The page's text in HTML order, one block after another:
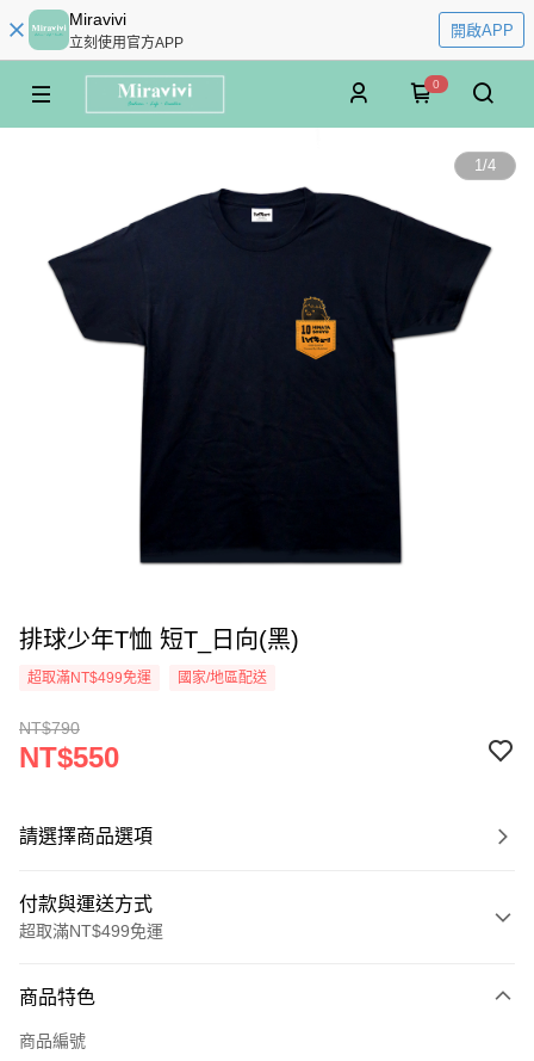
Miravivi
立刻使用官方APP
開啟APP
0
1/4
排球少年T恤 短T_日向(黑)
超取滿NT$499免運 國家/地區配送
NT$790
NT$550
請選擇商品選項
付款與運送方式
超取滿NT$499免運
信用卡一次付款
超商取貨付款
商品特色
商品編號